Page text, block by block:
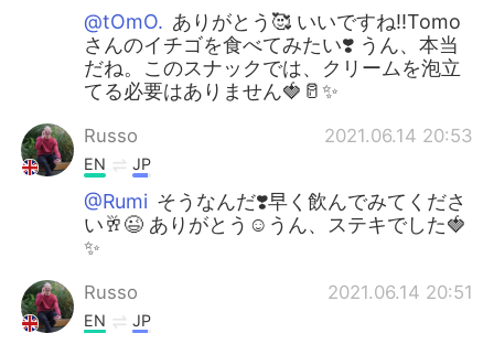
@tOmO. ありがとう🥰 いいですね‼️Tomo
さんのイチゴを食べてみたい❣️ うん、本当
だね。このスナックでは、クリームを泡立
てる必要はありません🍓🥛✨
Russo 2021.06.14 20:53
EN JP
@Rumi そうなんだ❣️早く飲んでみてくださ
い🥂😉 ありがとう☺️うん、ステキでした🍓
✨
Russo 2021.06.14 20:51
EN JP